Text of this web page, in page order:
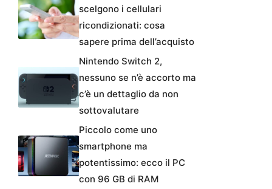
scelgono i cellulari
ricondizionati: cosa
sapere prima dell’acquisto
Nintendo Switch 2,
nessuno se n’è accorto ma
c’è un dettaglio da non
sottovalutare
Piccolo come uno
smartphone ma
potentissimo: ecco il PC
con 96 GB di RAM